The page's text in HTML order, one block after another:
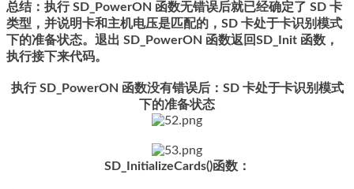
总结：执行 SD_PowerON 函数无错误后就已经确定了 SD 卡
类型，并说明卡和主机电压是匹配的，SD 卡处于卡识别模式
下的准备状态。退出 SD_PowerON 函数返回SD_Init 函数，
执行接下来代码。
执行 SD_PowerON 函数没有错误后：SD 卡处于卡识别模式
下的准备状态
SD_InitializeCards()函数：